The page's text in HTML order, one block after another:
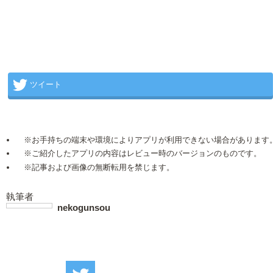
ツイート
※お手持ちの端末や環境によりアプリが利用できない場合があります。
※ご紹介したアプリの内容はレビュー時のバージョンのものです。
※記事および画像の無断転用を禁じます。
執筆者
nekogunsou